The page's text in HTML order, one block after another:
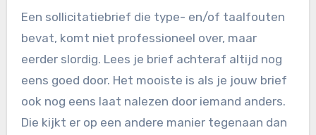
Een sollicitatiebrief die type- en/of taalfouten
bevat, komt niet professioneel over, maar
eerder slordig. Lees je brief achteraf altijd nog
eens goed door. Het mooiste is als je jouw brief
ook nog eens laat nalezen door iemand anders.
Die kijkt er op een andere manier tegenaan dan